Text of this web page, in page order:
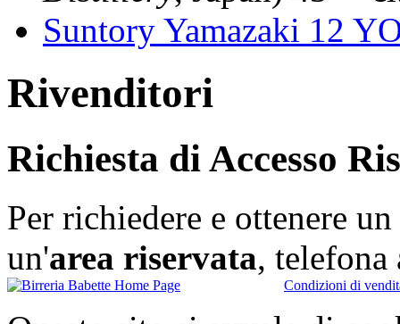
Suntory Yamazaki 12
Rivenditori
Richiesta di Accesso
Per richiedere e ottenere un
un'area riservata,
Condizioni di